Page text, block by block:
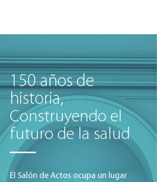
150 años de
historia,
Construyendo el
futuro de la salud
El Salón de Actos ocupa un lugar